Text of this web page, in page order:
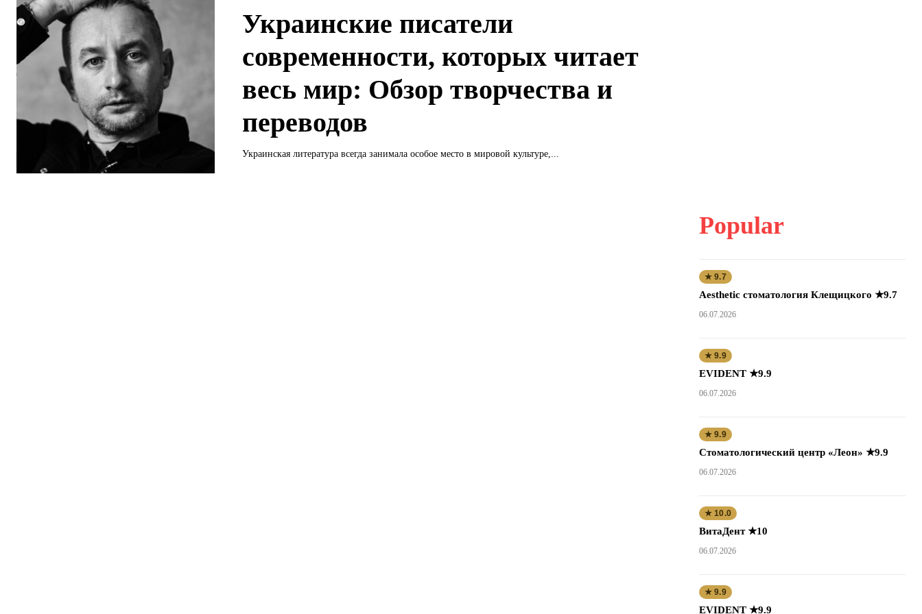
Украинские писатели
современности, которых читает
весь мир: Обзор творчества и
переводов
Украинская литература всегда занимала особое место в мировой культуре,...
Popular
★ 9.7
Aesthetic стоматология Клещицкого ★9.7
06.07.2026
★ 9.9
EVIDENT ★9.9
06.07.2026
★ 9.9
Стоматологический центр «Леон» ★9.9
06.07.2026
★ 10.0
ВитаДент ★10
06.07.2026
★ 9.9
EVIDENT ★9.9